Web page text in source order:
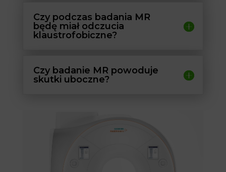
Czy podczas badania MR
będę miał odczucia
klaustrofobiczne?
Czy badanie MR powoduje
skutki uboczne?